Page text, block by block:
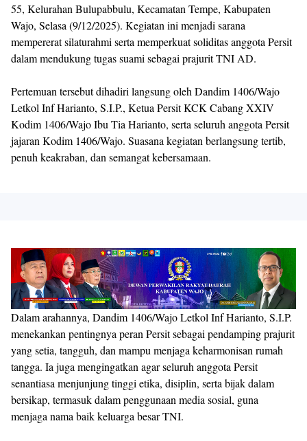
55, Kelurahan Bulupabbulu, Kecamatan Tempe, Kabupaten
Wajo, Selasa (9/12/2025). Kegiatan ini menjadi sarana
mempererat silaturahmi serta memperkuat soliditas anggota Persit
dalam mendukung tugas suami sebagai prajurit TNI AD.
Pertemuan tersebut dihadiri langsung oleh Dandim 1406/Wajo
Letkol Inf Harianto, S.I.P., Ketua Persit KCK Cabang XXIV
Kodim 1406/Wajo Ibu Tia Harianto, serta seluruh anggota Persit
jajaran Kodim 1406/Wajo. Suasana kegiatan berlangsung tertib,
penuh keakraban, dan semangat kebersamaan.
Dalam arahannya, Dandim 1406/Wajo Letkol Inf Harianto, S.I.P.
menekankan pentingnya peran Persit sebagai pendamping prajurit
yang setia, tangguh, dan mampu menjaga keharmonisan rumah
tangga. Ia juga mengingatkan agar seluruh anggota Persit
senantiasa menjunjung tinggi etika, disiplin, serta bijak dalam
bersikap, termasuk dalam penggunaan media sosial, guna
menjaga nama baik keluarga besar TNI.